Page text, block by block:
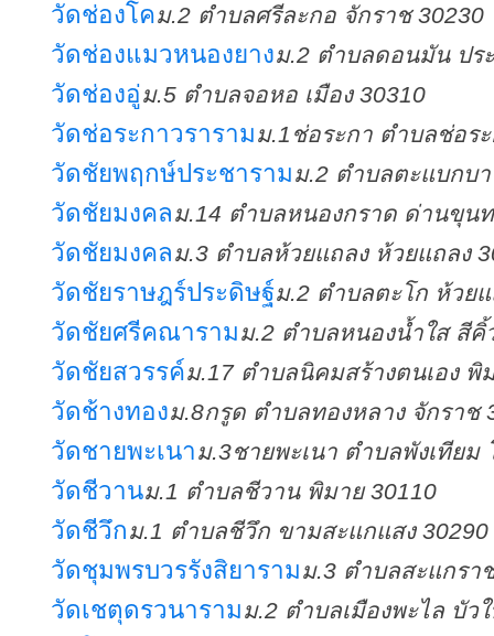
วัดช่องโคม.2 ตำบลศรีละกอ จักราช 30230
วัดช่องแมวหนองยางม.2 ตำบลดอนมัน ปร
วัดช่องอู่ม.5 ตำบลจอหอ เมือง 30310
วัดช่อระกาวรารามม.1ช่อระกา ตำบลช่อร
วัดชัยพฤกษ์ประชารามม.2 ตำบลตะแบกบ
วัดชัยมงคลม.14 ตำบลหนองกราด ด่านขุน
วัดชัยมงคลม.3 ตำบลห้วยแถลง ห้วยแถลง
วัดชัยราษฎร์ประดิษฐ์ม.2 ตำบลตะโก ห้วย
วัดชัยศรีคณารามม.2 ตำบลหนองน้ำใส สีคิ้
วัดชัยสวรรค์ม.17 ตำบลนิคมสร้างตนเอง พิ
วัดช้างทองม.8กรูด ตำบลทองหลาง จักราช
วัดชายพะเนาม.3ชายพะเนา ตำบลพังเทียม
วัดชีวานม.1 ตำบลชีวาน พิมาย 30110
วัดชีวึกม.1 ตำบลชีวึก ขามสะแกแสง 30290
วัดชุมพรบวรรังสิยารามม.3 ตำบลสะแกรา
วัดเชตุดรวนารามม.2 ตำบลเมืองพะไล บัว